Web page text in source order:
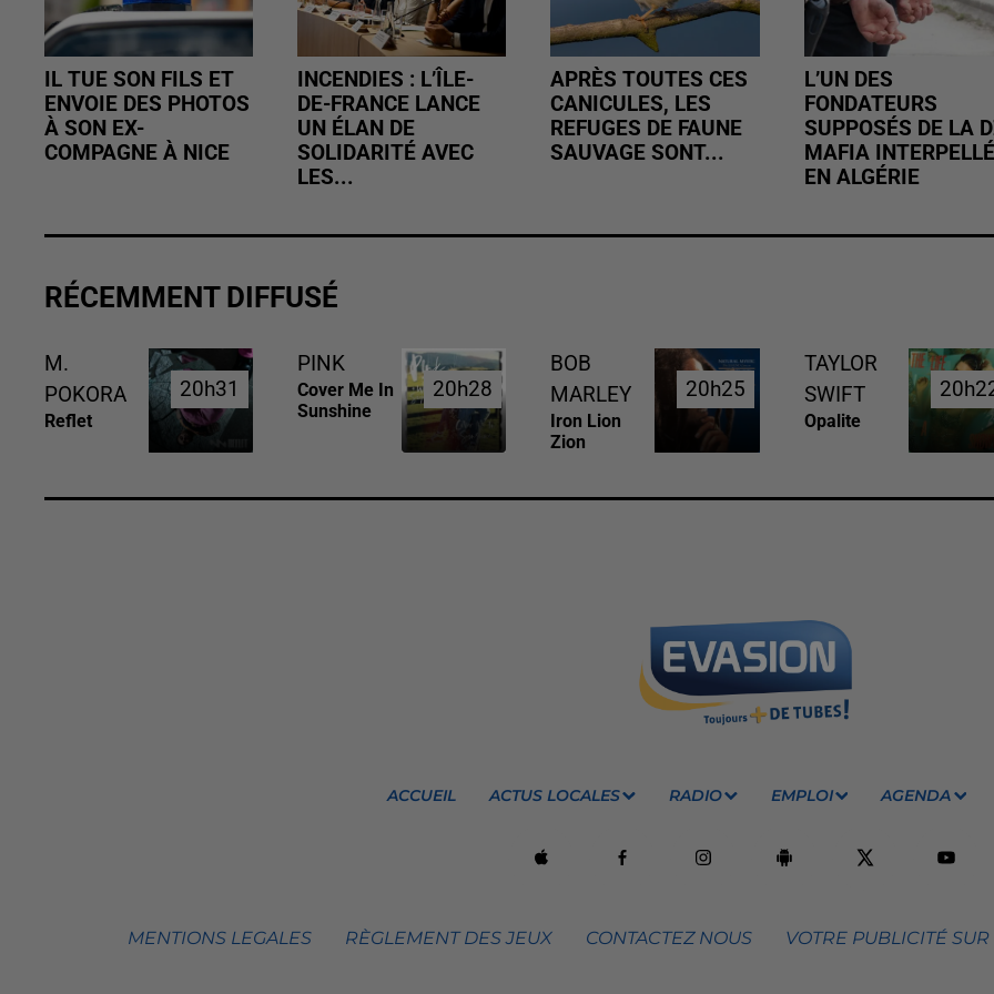
IL TUE SON FILS ET
ENVOIE DES PHOTOS
À SON EX-
COMPAGNE À NICE
INCENDIES : L’ÎLE-
DE-FRANCE LANCE
UN ÉLAN DE
SOLIDARITÉ AVEC
LES...
APRÈS TOUTES CES
CANICULES, LES
REFUGES DE FAUNE
SAUVAGE SONT...
L’UN DES
FONDATEURS
SUPPOSÉS DE LA
MAFIA INTERPELLÉ
EN ALGÉRIE
RÉCEMMENT DIFFUSÉ
M.
POKORA
Reflet
20h31
20h31
PINK
Cover Me In
Sunshine
20h28
20h28
BOB
MARLEY
Iron Lion
Zion
20h25
20h25
TAYLOR
SWIFT
Opalite
ACCUEIL ACTUS LOCALES RADIO EMPLOI AGENDA
MENTIONS LEGALES RÈGLEMENT DES JEUX CONTACTEZ NOUS VOTRE PUBLICITÉ